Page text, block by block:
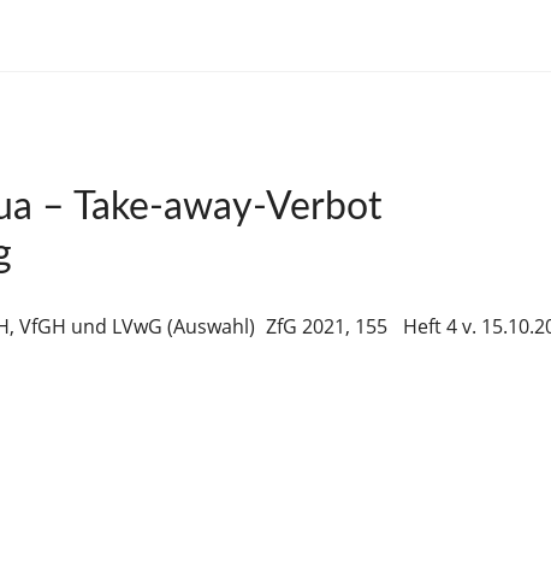
– Take-away-Verbot
VfGH und LVwG (Auswahl) ZfG 2021, 155 Heft 4 v.